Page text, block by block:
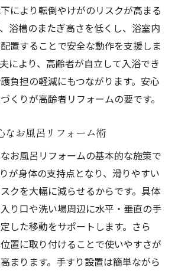
により転倒やけがのリスクが高まる
浴槽のまたぎ高さを低くし、浴室内
置することで安全な動作を支援しま
により、高齢者が自立して入浴でき
負担の軽減にもつながります。安心
くりが高齢者リフォームの要です。
なお風呂リフォーム術
お風呂リフォームの基本的な施策で
が身体の支持点となり、滑りやすい
クを大幅に減らせるからです。具体
り口や洗い場周辺に水平・垂直の手
した移動をサポートします。さら
置に取り付けることで使いやすさが
まります。手すり設置は簡単ながら